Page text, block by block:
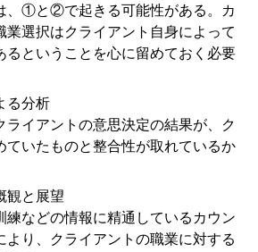
、①と②で起きる可能性がある。カ
業選択はクライアント自身によって
るということを心に留めておく必要
る分析
ライアントの意思決定の結果が、ク
ていたものと整合性が取れているか
観と展望
練などの情報に精通しているカウン
より、クライアントの職業に対する